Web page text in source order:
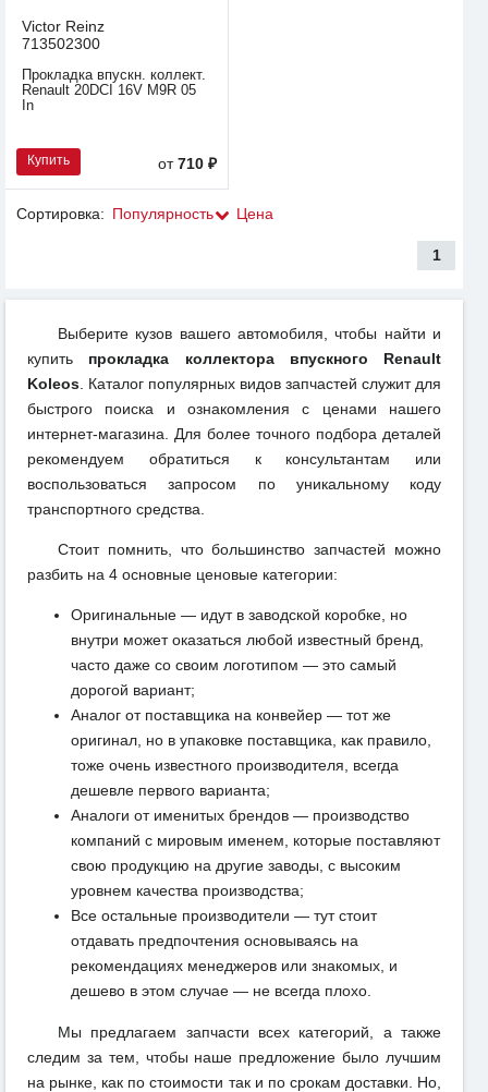
Victor Reinz
713502300
Прокладка впускн. коллект.
Renault 20DCI 16V M9R 05
In
Купить от710 ₽
Сортировка: Популярность Цена
1
Выберите кузов вашего автомобиля, чтобы найти и
купить прокладка коллектора впускного Renault
Koleos . Каталог популярных видов запчастей служит для
быстрого поиска и ознакомления с ценами нашего
интернет-магазина. Для более точного подбора деталей
рекомендуем обратиться к консультантам или
воспользоваться запросом по уникальному коду
транспортного средства.
Стоит помнить, что большинство запчастей можно
разбить на 4 основные ценовые категории:
Оригинальные — идут в заводской коробке, но
внутри может оказаться любой известный бренд,
часто даже со своим логотипом — это самый
дорогой вариант;
Аналог от поставщика на конвейер — тот же
оригинал, но в упаковке поставщика, как правило,
тоже очень известного производителя, всегда
дешевле первого варианта;
Аналоги от именитых брендов — производство
компаний с мировым именем, которые поставляют
свою продукцию на другие заводы, с высоким
уровнем качества производства;
Все остальные производители — тут стоит
отдавать предпочтения основываясь на
рекомендациях менеджеров или знакомых, и
дешево в этом случае — не всегда плохо.
Мы предлагаем запчасти всех категорий, а также
следим за тем, чтобы наше предложение было лучшим
на рынке, как по стоимости так и по срокам доставки. Но,